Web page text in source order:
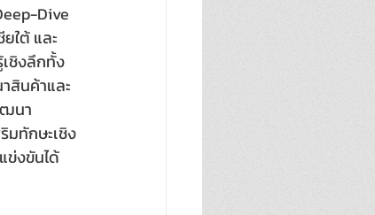
Dive
ใต้ และ
ชิงลึกทั้ง
สินค้าและ
ฒนา
มทักษะเชิง
ข่งขันได้